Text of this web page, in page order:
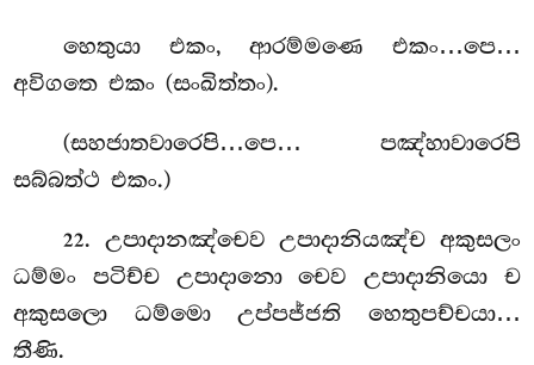
හෙතුයා එකං, ආරම්මණෙ එකං…පෙ…
අවිගතෙ එකං (සංඛිත්තං).
(සහජාතවාරෙපි…පෙ… පඤ්හාවාරෙපි
සබ්බත්ථ එකං.)
22. උපාදානඤ්චෙව උපාදානියඤ්ච අකුසලං
ධම්මං පටිච්ච උපාදානො චෙව උපාදානියො ච
අකුසලො ධම්මො උප්පජ්ජති හෙතුපච්චයා…
තීණි.